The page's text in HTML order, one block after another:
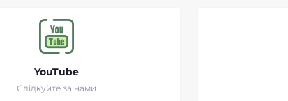
YouTube
Слідкуйте за нами